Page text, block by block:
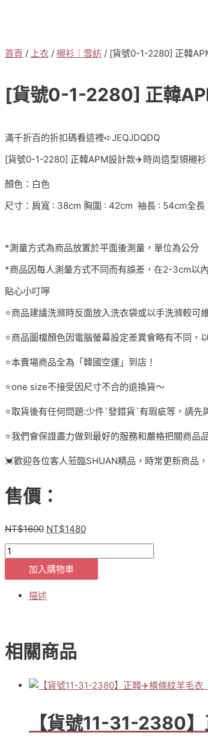
首頁 / 上衣 / 襯衫｜雪紡 / [貨號0-1-2280] 正韓
[貨號0-1-2280] 正韓
滿千折百的折扣碼看這裡➪JEQJDQDQ
[貨號0-1-2280] 正韓APM設計款✈️時尚造型領襯衫
顏色：白色
尺寸：肩寬 : 38cm 胸圍 : 42cm 袖長 : 54cm全長
*測量方式為商品放置於平面後測量，單位為公分
*商品因每人測量方式不同而有誤差，在2-3cm以
貼心小叮嚀
⭐️商品建議洗滌時反面放入洗衣袋或以手洗滌較可
⭐️商品圖檔顏色因電腦螢幕設定差異會略有不同，
⭐️本賣場商品全為「韓國空運」到店！
⭐️one size不接受因尺寸不合的退換貨～
⭐️取貨後有任何問題:少件`發錯貨`有瑕疵等，請
⭐️我們會保證盡力做到最好的服務和嚴格把關商品
💓歡迎各位客人蒞臨SHUAN精品，時常更新商品
售價：
NT$1600 原
始
格：
NT$1600。
NT$1480目
前
NT$1480。
[貨
號
2280]
設
計
加入購物車
描述
相關商品
【貨號11-31-2380